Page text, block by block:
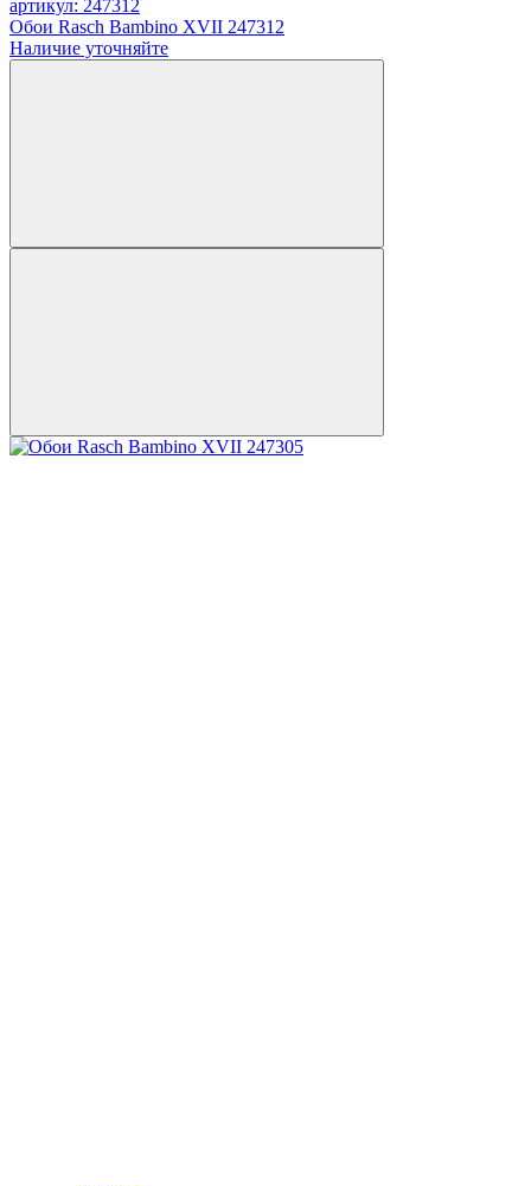
артикул: 247312
Обои Rasch Bambino XVII 247312
Наличие уточняйте